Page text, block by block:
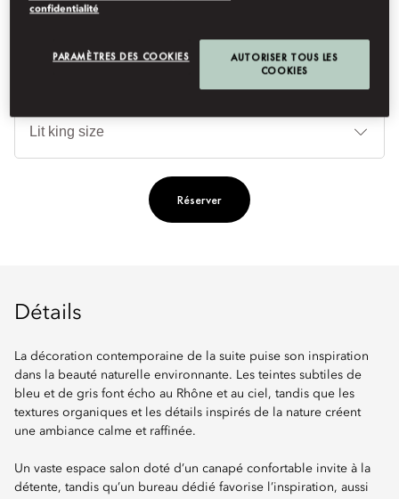
le confort de son lit.
Réserver
Détails
La décoration contemporaine de la suite puise son inspiration
dans la beauté naturelle environnante. Les teintes subtiles de
bleu et de gris font écho au Rhône et au ciel, tandis que les
textures organiques et les détails inspirés de la nature créent
une ambiance calme et raffinée.
Un vaste espace salon doté d’un canapé confortable invite à la
détente, tandis qu’un bureau dédié favorise l’inspiration, aussi
confidentialité
PARAMÈTRES DES COOKIES
AUTORISER TOUS LES
COOKIES